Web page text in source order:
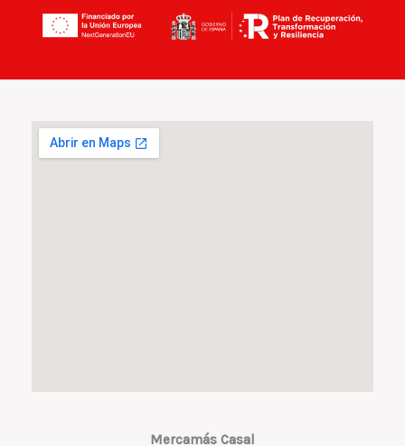
Mercamás Casal